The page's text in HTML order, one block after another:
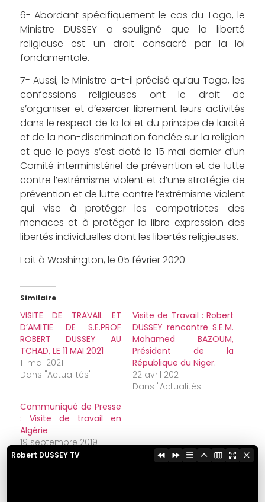
6- Abordant spécifiquement le cas du Togo, le
Ministre DUSSEY a souligné que la liberté
religieuse est un droit consacré par la loi
fondamentale.
7- Aussi, le Ministre a-t-il précisé qu’au Togo, les
confessions religieuses ont le droit de
s’organiser et d’exercer librement leurs activités
dans le respect de la loi et du principe de laïcité
et de la non-discrimination fondée sur la religion
et que le pays s’est doté le 15 mai dernier d’un
Comité interministériel de prévention et de lutte
contre l’extrémisme violent et d’une stratégie de
prévention et de lutte contre l’extrémisme violent
qui vise à protéger les compatriotes des
menaces et à protéger la libre expression des
libertés individuelles dont les libertés religieuses.
Fait à Washington, le 05 février 2020
Similaire
VISITE DE TRAVAIL ET
D’AMITIE DE S.E.PROF
ROBERT DUSSEY AU
TCHAD, LE 11 MAI 2021
11 mai 2021
Dans "Actualités"
Visite de Travail : Robert
DUSSEY rencontre S.E.M.
Mohamed BAZOUM,
Président de la
République du Niger.
22 avril 2021
Dans "Actualités"
Communiqué de Presse
: Visite de travail en
Algérie
19 septembre 2019
Dans "Coopération"
Robert DUSSEY TV